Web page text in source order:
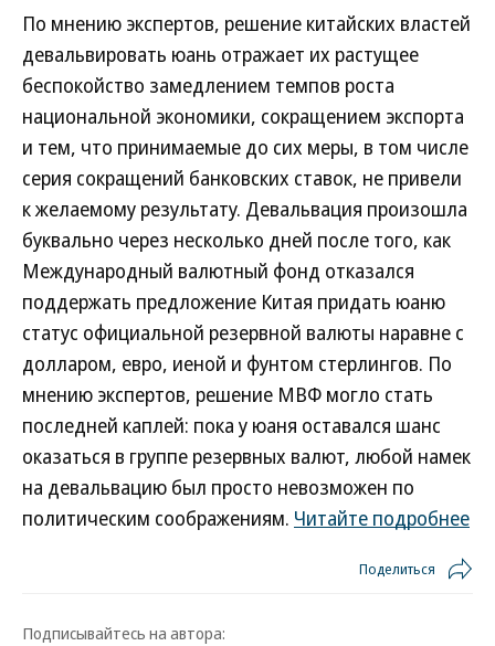
По мнению экспертов, решение китайских властей
девальвировать юань отражает их растущее
беспокойство замедлением темпов роста
национальной экономики, сокращением экспорта
и тем, что принимаемые до сих меры, в том числе
серия сокращений банковских ставок, не привели
к желаемому результату. Девальвация произошла
буквально через несколько дней после того, как
Международный валютный фонд отказался
поддержать предложение Китая придать юаню
статус официальной резервной валюты наравне с
долларом, евро, иеной и фунтом стерлингов. По
мнению экспертов, решение МВФ могло стать
последней каплей: пока у юаня оставался шанс
оказаться в группе резервных валют, любой намек
на девальвацию был просто невозможен по
политическим соображениям. Читайте подробнее
Поделиться
Подписывайтесь на автора: